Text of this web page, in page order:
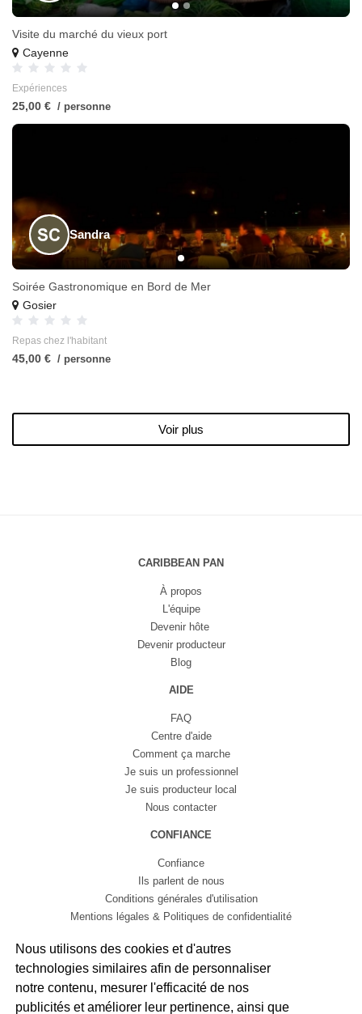
Nous utilisons des cookies et d'autres
technologies similaires afin de personnaliser
notre contenu, mesurer l'efficacité de nos
publicités et améliorer leur pertinence, ainsi que
Visite du marché du vieux port
Cayenne
Expériences
25,00 € / personne
Sandra
Soirée Gastronomique en Bord de Mer
Gosier
Repas chez l'habitant
45,00 € / personne
Voir plus
CARIBBEAN PAN
À propos
L'équipe
Devenir hôte
Devenir producteur
Blog
AIDE
FAQ
Centre d'aide
Comment ça marche
Je suis un professionnel
Je suis producteur local
Nous contacter
CONFIANCE
Confiance
Ils parlent de nous
Conditions générales d'utilisation
Mentions légales & Politiques de confidentialité
Français English Español